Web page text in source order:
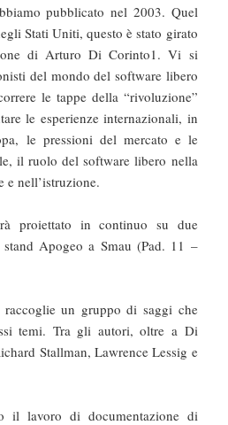
pubblicato nel 2003. Quel
Stati Uniti, questo è stato girato
di Arturo Di Corinto1. Vi si
del mondo del software libero
le tappe della “rivoluzione”
le esperienze internazionali, in
le pressioni del mercato e le
il ruolo del software libero nella
e nell’istruzione.
proiettato in continuo su due
Apogeo a Smau (Pad. 11 –
un gruppo di saggi che
temi. Tra gli autori, oltre a Di
Stallman, Lawrence Lessig e
il lavoro di documentazione di